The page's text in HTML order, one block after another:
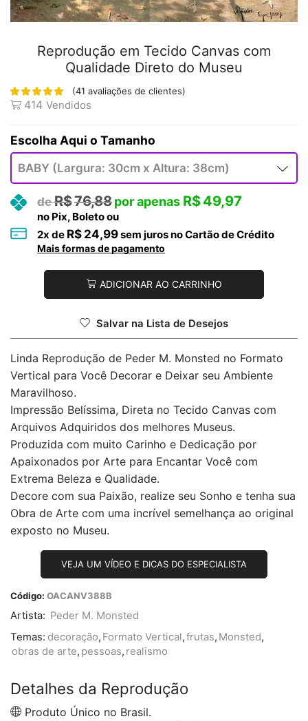
Reprodução em Tecido Canvas com
Qualidade Direto do Museu
(41 avaliações de clientes)
414 Vendidos
Tamanho
R$76,88 R$49,97
no Pix, Boleto ou
2x de R$ 24,99sem juros no Cartão de Crédito
Mais formas de pagamento
ADICIONAR AO CARRINHO
Salvar na Lista de Desejos
Linda Reprodução de Peder M. Monsted no Formato
Vertical para Você Decorar e Deixar seu Ambiente
Maravilhoso.
Impressão Belíssima, Direta no Tecido Canvas com
Arquivos Adquiridos dos melhores Museus.
Produzida com muito Carinho e Dedicação por
Apaixonados por Arte para Encantar Você com
Extrema Beleza e Qualidade.
Decore com sua Paixão, realize seu Sonho e tenha sua
Obra de Arte com uma incrível semelhança ao original
exposto no Museu.
VEJA UM VÍDEO E DICAS DO ESPECIALISTA
Código: OACANV388B
Artista: Peder M. Monsted
Temas: decoração, Formato Vertical,frutas, Monsted,
obras de arte, pessoas, realismo
Detalhes da Reprodução
Produto Único no Brasil.